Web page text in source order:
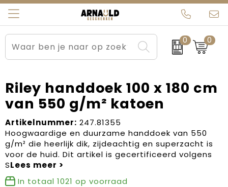
0 0
Relatiegeschenken
Sportkleding
Werkkleding
Kleding en textiel
Tassen
Beurs en Evenementen
Brievenbuspakketten
Carnaval
Dag van de Zorg
Kerstartikelen
Kerstpakketten
Arnauld Kerstpakketten
MijnEigenKadootje
Ons team
Contact
Blogs
Riley handdoek 100 x 180 cm
van 550 g/m² katoen
Artikelnummer: 247.81355
Hoogwaardige en duurzame handdoek van 550
g/m² die heerlijk dik, zijdeachtig en superzacht is
voor de huid. Dit artikel is gecertificeerd volgens
S
In totaal 1021 op voorraad